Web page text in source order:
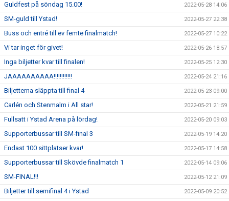
Guldfest på söndag 15.00! 2022-05-28 14:06
SM-guld till Ystad! 2022-05-27 22:38
Buss och entré till ev femte finalmatch! 2022-05-27 10:22
Vi tar inget för givet! 2022-05-26 18:57
Inga biljetter kvar till finalen! 2022-05-25 12:30
JAAAAAAAAAA!!!!!!!!!!!! 2022-05-24 21:16
Biljetterna släppta till final 4 2022-05-23 09:00
Carlén och Stenmalm i All star! 2022-05-21 21:59
Fullsatt i Ystad Arena på lördag! 2022-05-20 09:03
Supporterbussar till SM-final 3 2022-05-19 14:20
Endast 100 sittplatser kvar! 2022-05-17 14:58
Supporterbussar till Skövde finalmatch 1 2022-05-14 09:06
SM-FINAL!!! 2022-05-12 21:09
Biljetter till semifinal 4 i Ystad 2022-05-09 20:52